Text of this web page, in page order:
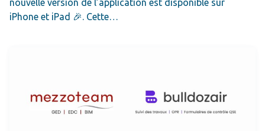
nouvelle version de l’application est disponible sur
iPhone et iPad 🎉. Cette…